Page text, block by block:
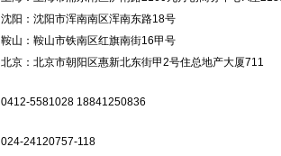
沈阳：沈阳市浑南南区浑南东路18号
鞍山：鞍山市铁南区红旗南街16甲号
北京：北京市朝阳区惠新北东街甲2号住总地产大厦711
0412-5581028 18841250836
024-24120757-118